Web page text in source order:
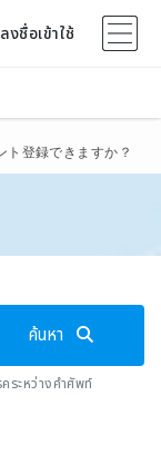
ลงชื่อเข้าใช้
登録できますか？
ค้นหา
ระหว่างคำศัพท์